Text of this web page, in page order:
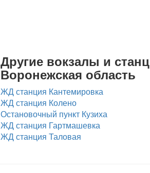
Другие вокзалы и
Воронежская область
ЖД станция Кантемировка
ЖД станция Колено
Остановочный пункт Кузиха
ЖД станция Гартмашевка
ЖД станция Таловая